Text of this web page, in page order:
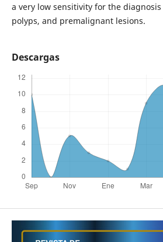
a very low sensitivity for the
polyps, and premalignant lesions.
Descargas